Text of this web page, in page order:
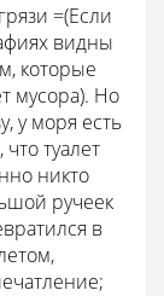
=(Если
видны
которые
мусора). Но
у моря есть
туалет
никто
ручеек
в